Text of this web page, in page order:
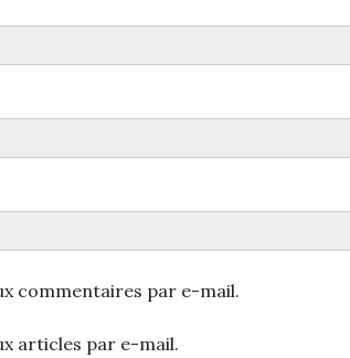
commentaires par e-mail.
articles par e-mail.